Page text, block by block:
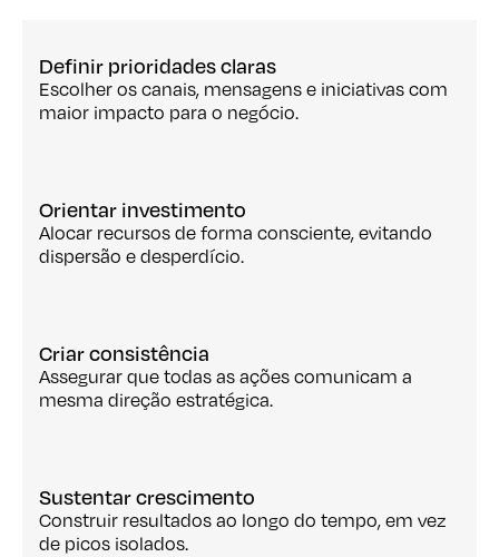
Definir prioridades claras
Escolher os canais, mensagens e iniciativas com
maior impacto para o negócio.
Orientar investimento
Alocar recursos de forma consciente, evitando
dispersão e desperdício.
Criar consistência
Assegurar que todas as ações comunicam a
mesma direção estratégica.
Sustentar crescimento
Construir resultados ao longo do tempo, em vez
de picos isolados.